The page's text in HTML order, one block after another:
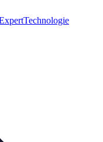
Technologie